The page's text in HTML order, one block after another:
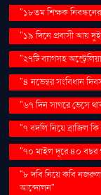
"১৮তম শিক্ষক
"১৯ দিনে প্রবাসী আয়
"২৭টি ব্যাগসহ
"৪ নভেম্বর সংবিধান
"৬৭ দিন সাগরে ভেসে
"৭ বদলি নিয়ে ব্রাজিল
"৭০ মাইল দূরে ৪০ বছর
"৮ দবি নিয়ে কবি নজরুল
আন্দোলন"